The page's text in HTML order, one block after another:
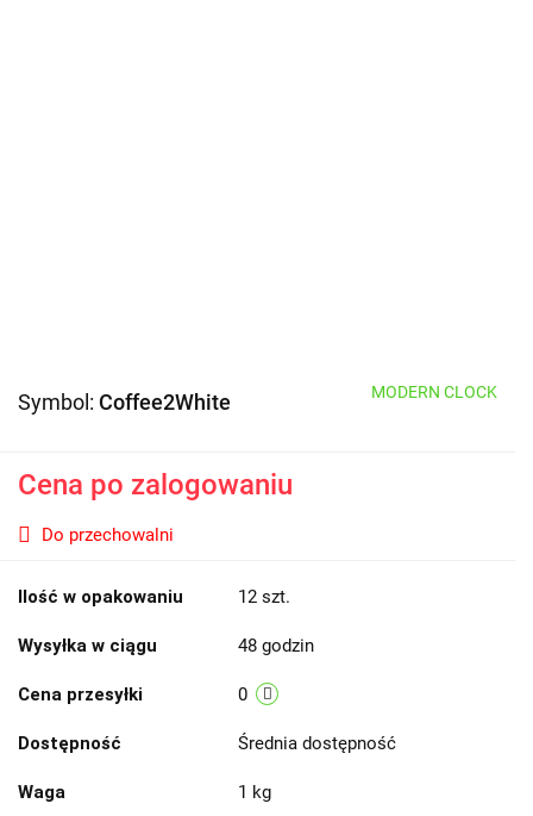
Symbol: Coffee2White MODERN CLOCK
Cena po zalogowaniu
Do przechowalni
Ilość w opakowaniu 12 szt.
Wysyłka w ciągu 48 godzin
Cena przesyłki 0
Dostępność Średnia dostępność
Waga 1 kg